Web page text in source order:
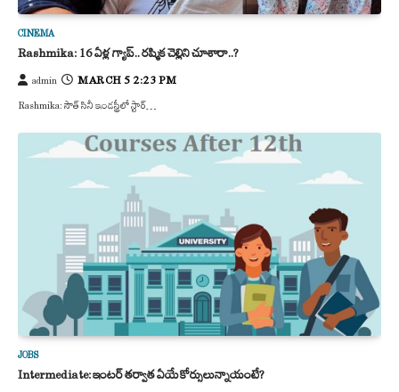
CINEMA
Rashmika: 16 ఏళ్ల గ్యాప్.. రష్మిక చెల్లిని చూశారా..?
admin MARCH 5 2:23 PM
Rashmika: సౌత్ సినీ ఇండస్ట్రీలో స్టార్…
JOBS
Intermediate: ఇంటర్ తర్వాత ఏయే కోర్సులున్నాయంటే?